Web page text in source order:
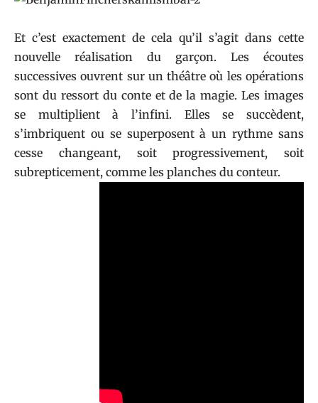
Et c’est exactement de cela qu’il s’agit dans cette
nouvelle réalisation du garçon. Les écoutes
successives ouvrent sur un théâtre où les opérations
sont du ressort du conte et de la magie. Les images
se multiplient à l’infini. Elles se succèdent,
s’imbriquent ou se superposent à un rythme sans
cesse changeant, soit progressivement, soit
subrepticement, comme les planches du conteur.